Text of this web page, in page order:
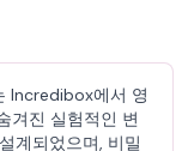
Incredibox에서 영
겨진 실험적인 변
계되었으며, 비밀